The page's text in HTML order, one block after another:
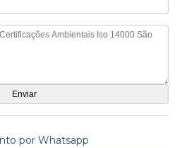
por Whatsapp